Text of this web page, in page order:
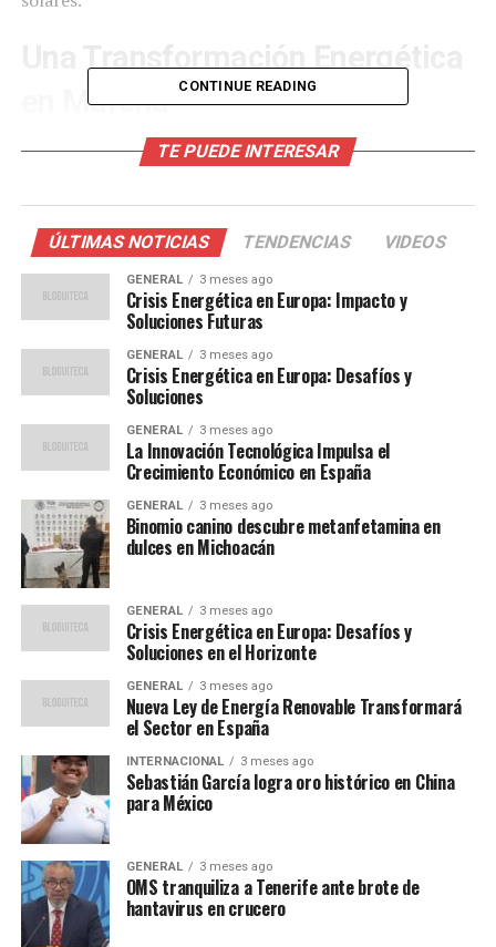
Una Transformación Energética
en Marcha
El gobierno español ha establecido objetivos ambiciosos
proporción de energías renovables en su matriz
energética. Según el Plan Nacional Integrado de Energía
y Clima, España planea generar el 74% de su electricidad
a partir de fuentes renovables para 2030.
El ministro de Transición Ecológica, Teresa Ribera,
declaró:
“Estamos comprometidos a
liderar la transición
energética en Europa y la
energía solar es un pilar
fundamental en nuestra
estrategia.”
Impacto Económico y Social
El auge de la energía solar no solo está transformando
el sector energético, sino que también está generando
un impacto económico significativo. Se estima que la
industria solar ha creado más de 60,000 empleos en los
últimos cinco años, con proyecciones de crecimiento
continuo.
Además, el aumento de la capacidad solar está ayudando
a reducir los costos de electricidad para los
CONTINUE READING
TE PUEDE INTERESAR
ÚLTIMAS NOTICIAS TENDENCIAS VIDEOS
GENERAL 3 meses ago
Crisis Energética en Europa: Impacto y
Soluciones Futuras
GENERAL 3 meses ago
Crisis Energética en Europa: Desafíos y
Soluciones
GENERAL 3 meses ago
La Innovación Tecnológica Impulsa el
Crecimiento Económico en España
GENERAL 3 meses ago
Binomio canino descubre metanfetamina en
dulces en Michoacán
GENERAL 3 meses ago
Crisis Energética en Europa: Desafíos y
Soluciones en el Horizonte
GENERAL 3 meses ago
Nueva Ley de Energía Renovable Transformará
el Sector en España
INTERNACIONAL 3 meses ago
Sebastián García logra oro histórico en China
para México
GENERAL 3 meses ago
OMS tranquiliza a Tenerife ante brote de
hantavirus en crucero